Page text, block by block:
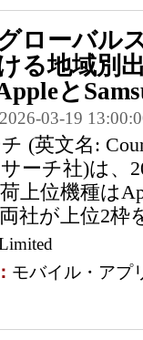
ローバル
る地域別
と
03-19
(英文名:
ーチ社)は、
上位機種は
社が上位2枠
モバイル・アプ